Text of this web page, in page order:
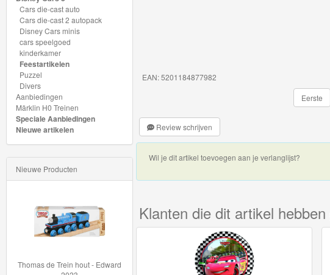
Thomas
Trackmaster
motorized
Thomas
Trackmaster
Push
Along
Thomas
trein
Adventures
EAN: 5201184877982
Eerste
Review schrijven
Wil je dit artikel toevoegen aan je verlanglijst?
Klanten die dit artikel
Cars die-cast auto
Cars die-cast 2 autopack
Disney Cars minis
cars speelgoed
kinderkamer
Feestartikelen
Puzzel
Divers
Aanbiedingen
Märklin H0 Treinen
Speciale Aanbiedingen
Nieuwe artikelen
Nieuwe Producten
de Trein hout - Edward 72050 Märklin H0 - Massaveren